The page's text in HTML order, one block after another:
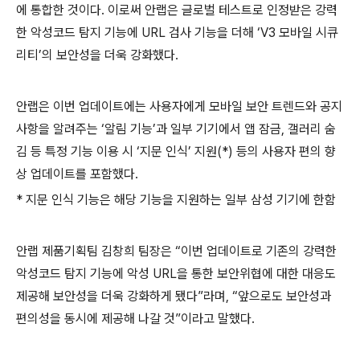
에 통합한 것이다. 이로써 안랩은 글로벌 테스트로 인정받은 강력
한 악성코드 탐지 기능에 URL 검사 기능을 더해 ‘V3 모바일 시큐
리티’의 보안성을 더욱 강화했다.
안랩은 이번 업데이트에는 사용자에게 모바일 보안 트렌드와 공지
사항을 알려주는 ‘알림 기능’과 일부 기기에서 앱 잠금, 갤러리 숨
김 등 특정 기능 이용 시 ‘지문 인식’ 지원(*) 등의 사용자 편의 향
상 업데이트를 포함했다.
* 지문 인식 기능은 해당 기능을 지원하는 일부 삼성 기기에 한함
안랩 제품기획팀 김창희 팀장은 “이번 업데이트로 기존의 강력한
악성코드 탐지 기능에 악성 URL을 통한 보안위협에 대한 대응도
제공해 보안성을 더욱 강화하게 됐다”라며, “앞으로도 보안성과
편의성을 동시에 제공해 나갈 것”이라고 말했다.